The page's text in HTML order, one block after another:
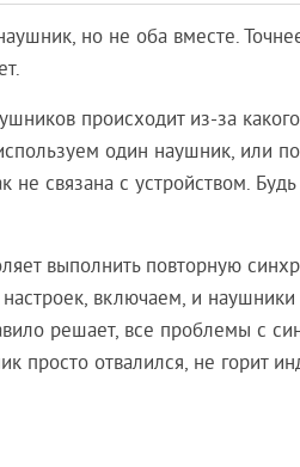
но не оба вместе.
проиcходит из-за
один наушник, или
не связана с устройством.
выполнить повторную
включаем, и
решает, все проблемы с
просто отвалился, не горит